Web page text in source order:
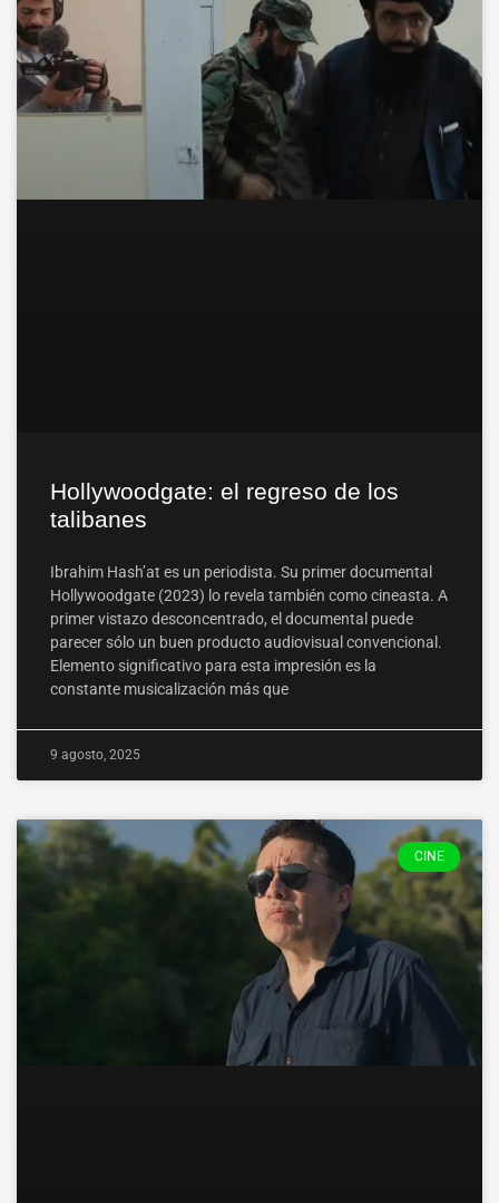
Hollywoodgate: el regreso de los
talibanes
Ibrahim Hash’at es un periodista. Su primer documental
Hollywoodgate (2023) lo revela también como cineasta. A
primer vistazo desconcentrado, el documental puede
parecer sólo un buen producto audiovisual convencional.
Elemento significativo para esta impresión es la
constante musicalización más que
9 agosto, 2025
CINE